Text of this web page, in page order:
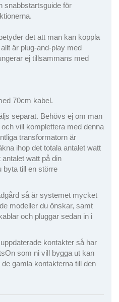
snabbstartsguide för
det att man kan koppla
är plug-and-play med
ej tillsammans med
70cm kabel.
separat. Behövs ej om man
vill komplettera med denna
transformatorn är
ihop det totala antalet watt
watt på din
byta till en större
så är systemet mycket
modeller du önskar, samt
och pluggar sedan in i
kontakter så har
som ni vill bygga ut kan
gamla kontakterna till den